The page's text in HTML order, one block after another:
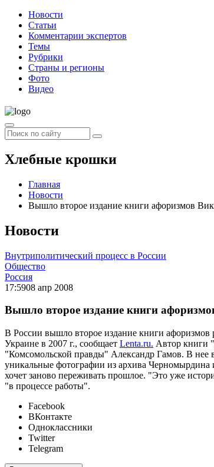
Новости
Статьи
Комментарии экспертов
Темы
Рубрики
Страны и регионы
Фото
Видео
Хлебные крошки
Главная
Новости
Вышло второе издание книги афоризмов
Новости
Внутриполитический процесс в России
Общество
Россия
17:5908 апр 2008
Вышло второе издание книги
В России вышло второе издание книги
Украине в 2007 г., сообщает Lenta.ru. Автор книги
"Комсомольской правды" Александр Гамов. В нее
уникальные фотографии из архива
хочет заново переживать прошлое. "Это уже
"в процессе работы".
Facebook
ВКонтакте
Одноклассники
Twitter
Telegram